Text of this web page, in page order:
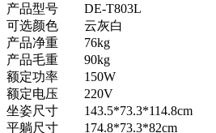
产品型号
DE-T803L
可选颜色
云灰白
产品净重
76kg
产品毛重
90kg
额定功率
150W
额定电压
220V
坐姿尺寸
143.5*73.3*114.8cm
平躺尺寸
174.8*73.3*82cm